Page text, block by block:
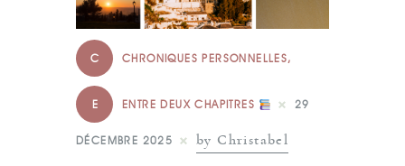
C CHRONIQUES PERSONNELLES,
E ENTRE DEUX CHAPITRES 29
DÉCEMBRE 2025 by Christabel